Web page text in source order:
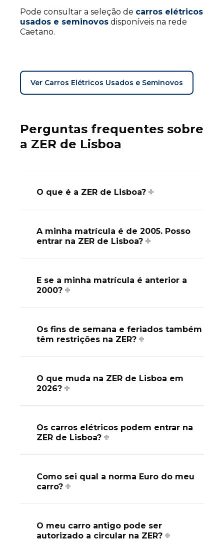
Pode consultar a seleção de carros elétricos
usados e seminovos disponíveis na rede
Caetano.
Ver Carros Elétricos Usados e Seminovos
Perguntas frequentes sobre
a ZER de Lisboa
O que é a ZER de Lisboa?
A minha matrícula é de 2005. Posso
entrar na ZER de Lisboa?
E se a minha matrícula é anterior a
2000?
Os fins de semana e feriados também
têm restrições na ZER?
O que muda na ZER de Lisboa em
2026?
Os carros elétricos podem entrar na
ZER de Lisboa?
Como sei qual a norma Euro do meu
carro?
O meu carro antigo pode ser
autorizado a circular na ZER?